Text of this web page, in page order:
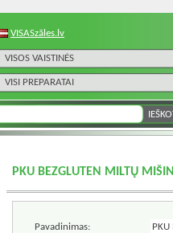
VISASzāles.lv
VISOS VAISTINĖS
VISI PREPARATAI
PKU BEZGLUTEN MILTŲ
Pavadinimas: